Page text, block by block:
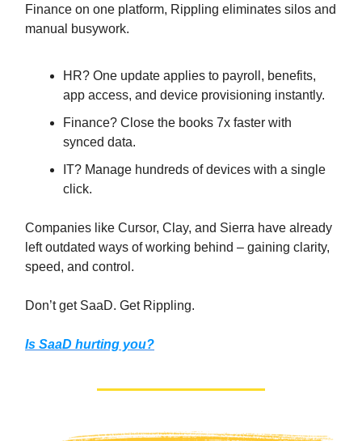
Finance on one platform, Rippling eliminates silos and
manual busywork.
HR? One update applies to payroll, benefits,
app access, and device provisioning instantly.
Finance? Close the books 7x faster with
synced data.
IT? Manage hundreds of devices with a single
click.
Companies like Cursor, Clay, and Sierra have already
left outdated ways of working behind – gaining clarity,
speed, and control.
Don’t get SaaD. Get Rippling.
Is SaaD hurting you?